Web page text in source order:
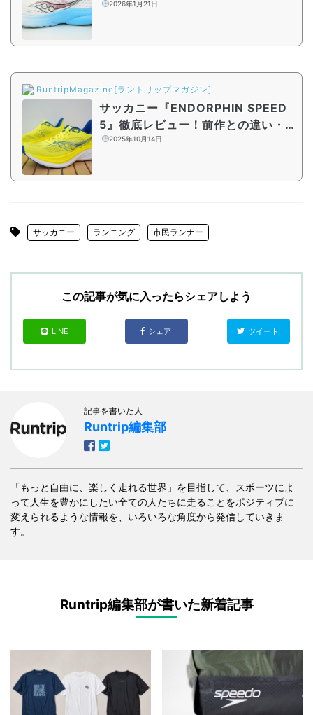
なポジション」のシューズとは
2026年1月21日
RuntripMagazine[ラントリップマガジン]
サッカニー『ENDORPHIN SPEED
5』徹底レビュー！前作との違い・
特徴を詳しく紹介
2025年10月14日
サッカニー ランニング 市民ランナー
この記事が気に入ったらシェアしよう
LINE シェア ツイート
記事を書いた人
Runtrip編集部
「もっと自由に、楽しく走れる世界」を目指して、スポーツによ
って人生を豊かにしたい全ての人たちに走ることをポジティブに
変えられるような情報を、いろいろな角度から発信していきま
す。
Runtrip編集部が書いた新着記事